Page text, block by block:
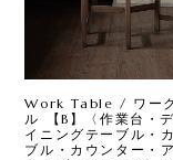
Work Table / ワー
ル 【B】〈作業台・
イニングテーブル・
ブル・カウンター・